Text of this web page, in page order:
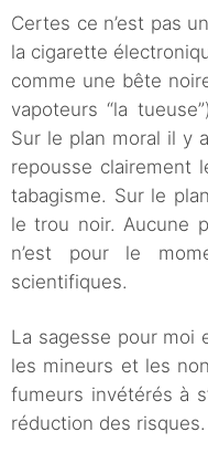
Certes ce n’est pas
la cigarette
comme une bête
vapoteurs “la
Sur le plan moral il y
repousse clairement
tabagisme. Sur le
le trou noir. Aucune
n’est pour le
scientifiques.
La sagesse pour moi
les mineurs et les
fumeurs invétérés à
réduction des risques.